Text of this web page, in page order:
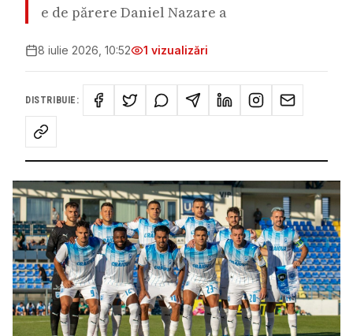
e de părere Daniel Nazare a
8 iulie 2026, 10:52 1 vizualizări
DISTRIBUIE: